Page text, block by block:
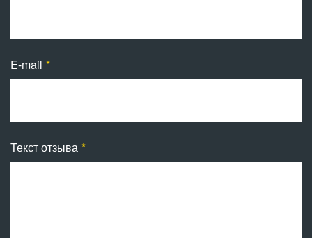
E-mail
Текст отзыва